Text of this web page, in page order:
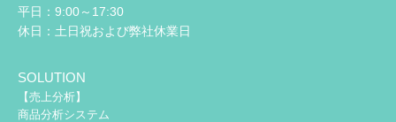
平日：9:00～17:30
休日：土日祝および弊社休業日
SOLUTION
【売上分析】
商品分析システム